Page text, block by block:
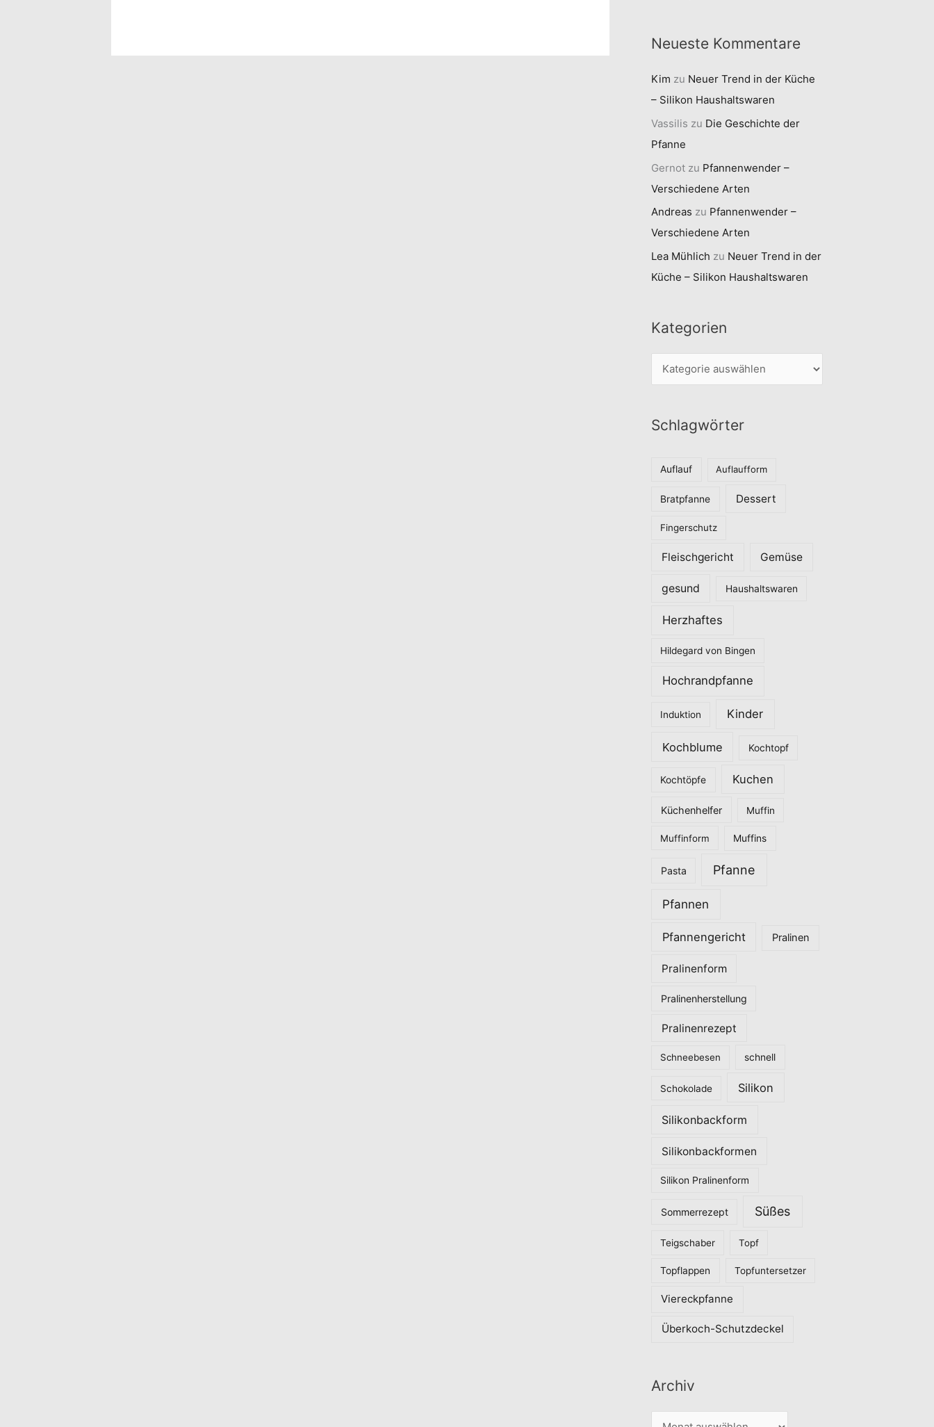
Neueste Kommentare
Kim zu Neuer Trend in der Küche
– Silikon Haushaltswaren
Vassilis zu Die Geschichte der
Pfanne
Gernotzu Pfannenwender –
Verschiedene Arten
Andreas zu Pfannenwender –
Verschiedene Arten
Lea Mühlich zu Neuer Trend in der
Küche – Silikon Haushaltswaren
Kategorien
a
e
Schlagwörter
Auflauf Auflaufform
Bratpfanne Dessert
Fingerschutz
Fleischgericht Gemüse
gesund Haushaltswaren
Herzhaftes
Hildegard von Bingen
Hochrandpfanne
Induktion Kinder
Kochblume Kochtopf
Kochtöpfe Kuchen
Küchenhelfer Muffin
Muffinform Muffins
Pasta Pfanne
Pfannen
Pfannengericht Pralinen
Pralinenform
Pralinenherstellung
Pralinenrezept
Schneebesen schnell
Schokolade Silikon
Silikonbackform
Silikonbackformen
Silikon Pralinenform
Sommerrezept Süßes
Teigschaber Topf
Topflappen Topfuntersetzer
Viereckpfanne
Überkoch-Schutzdeckel
Archiv